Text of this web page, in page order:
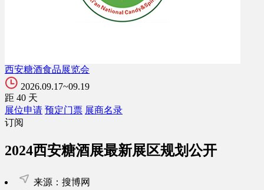
西安糖酒食品展览会
2026.09.17~09.19
距 40 天
展位申请 预定门票 展商名录
订阅
2024西安糖酒展最新展区规划公开
来源：搜博网